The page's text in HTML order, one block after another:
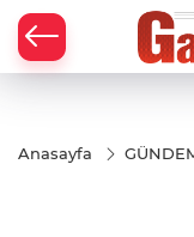
Anasayfa